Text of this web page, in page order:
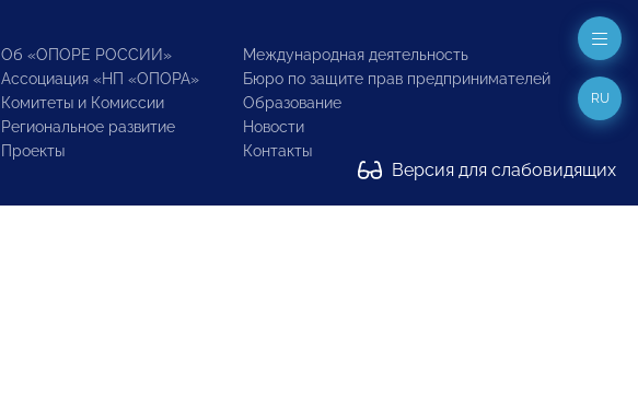
Об «ОПОРЕ РОССИИ»
Ассоциация «НП «ОПОРА»
Комитеты и Комиссии
Региональное развитие
Проекты
Международная деятельность
Бюро по защите прав предпринимателей
Образование
Новости
Контакты
Версия для слабовидящих
RU